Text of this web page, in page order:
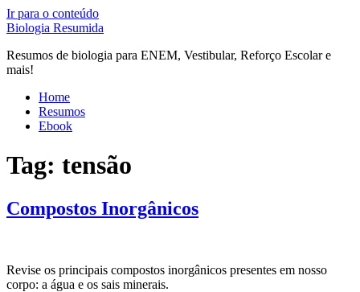
Ir para o conteúdo
Biologia Resumida
Resumos de biologia para ENEM, Vestibular, Reforço Escolar e
mais!
Home
Resumos
Ebook
Tag: tensão
Compostos Inorgânicos
Revise os principais compostos inorgânicos presentes em nosso
corpo: a água e os sais minerais.